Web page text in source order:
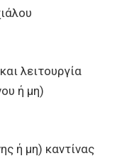
λειτουργία
ή μη)
ή μη) καντίνας